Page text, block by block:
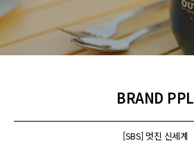
BRAND PPL
[SBS] 멋진 신세계